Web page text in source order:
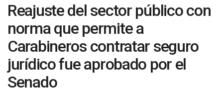
Reajuste del sector público con
norma que permite a
Carabineros contratar seguro
jurídico fue aprobado por el
Senado